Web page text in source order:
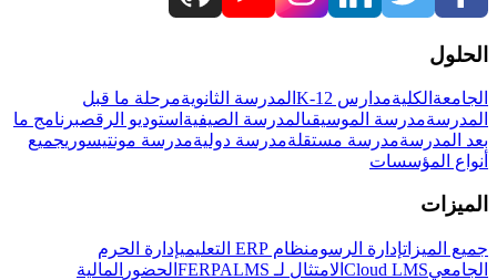
الحلول
الجامعة الكليةمدارس K-12 المدرسة الثانويةمرحلة ما قبل
المدرسةمدرسة الموسيقىالمدرسة الصيفية استوديو الرقصبرنامج ما
بعد المدرسةمدرسة مستقلةمدرسة دوليةمدرسة مونتيسوريجميع
أنواع المؤسسات
الميزات
جميع الميزاتإدارة الرسومنظام ERP التعليمي
إدارة الحرم
الجامعيCloud LMS الامتثال لـ FERPA LMS الحضور المالية